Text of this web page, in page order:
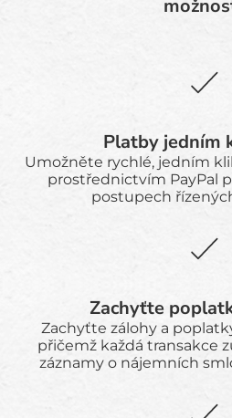
Platby jedním
Umožněte rychlé, jedním
prostřednictvím PayPal
postupech
Zachyťte
Zachyťte zálohy a
přičemž každá transakce
záznamy o nájemních